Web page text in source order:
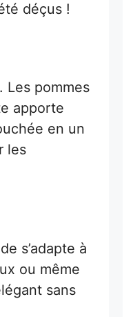
déçus !
pommes
apporte
en un
les
s’adapte à
ou même
sans